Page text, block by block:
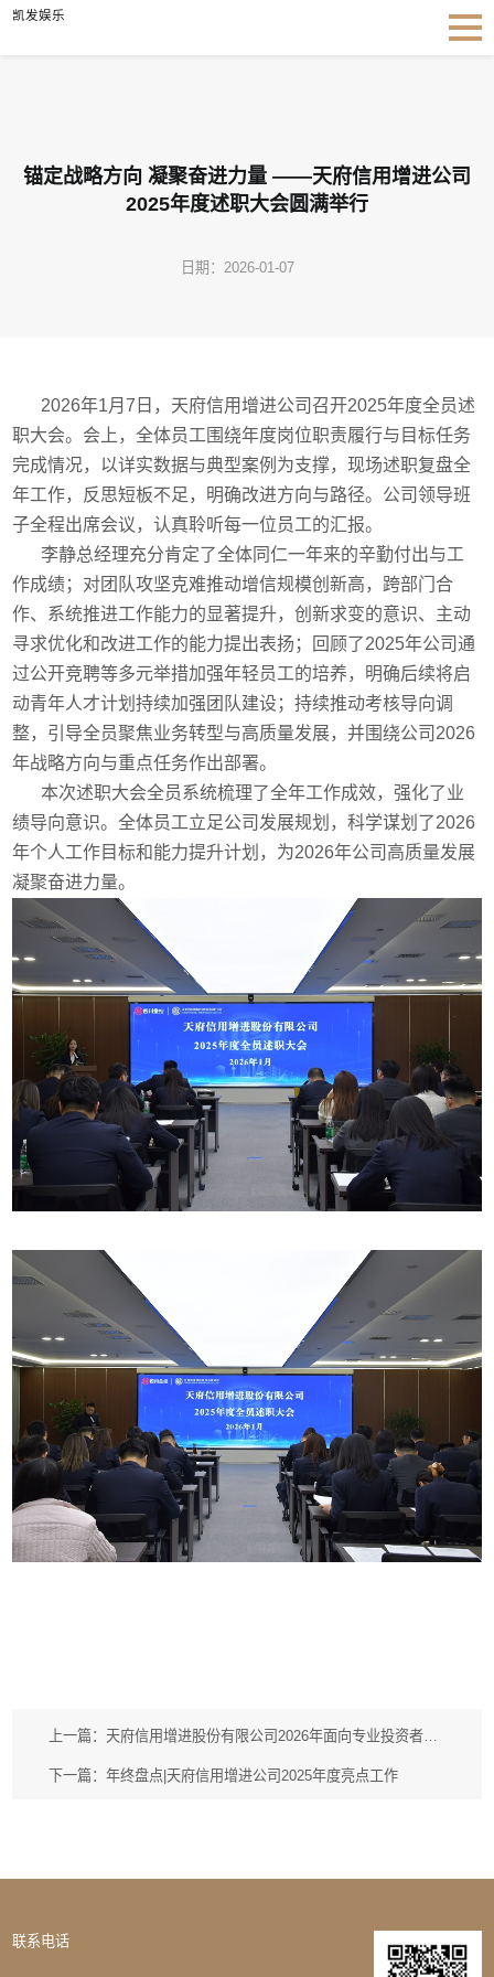
锚定战略方向 凝聚奋进力量 ——天府信用增进公司2025年度述职大会圆满举行-凯发
凯发娱乐
锚定战略方向 凝聚奋进力量 ——天府信用增进公司
2025年度述职大会圆满举行
日期：2026-01-07
2026年1月7日，天府信用增进公司召开2025年度全员述
职大会。会上，全体员工围绕年度岗位职责履行与目标任务
完成情况，以详实数据与典型案例为支撑，现场述职复盘全
年工作，反思短板不足，明确改进方向与路径。公司领导班
子全程出席会议，认真聆听每一位员工的汇报。
李静总经理充分肯定了全体同仁一年来的辛勤付出与工
作成绩；对团队攻坚克难推动增信规模创新高，跨部门合
作、系统推进工作能力的显著提升，创新求变的意识、主动
寻求优化和改进工作的能力提出表扬；回顾了2025年公司通
过公开竞聘等多元举措加强年轻员工的培养，明确后续将启
动青年人才计划持续加强团队建设；持续推动考核导向调
整，引导全员聚焦业务转型与高质量发展，并围绕公司2026
年战略方向与重点任务作出部署。
本次述职大会全员系统梳理了全年工作成效，强化了业
绩导向意识。全体员工立足公司发展规划，科学谋划了2026
年个人工作目标和能力提升计划，为2026年公司高质量发展
凝聚奋进力量。
上一篇：天府信用增进股份有限公司2026年面向专业投资者公开发行可续期公司债券(第一期)成功发行
下一篇：年终盘点|天府信用增进公司2025年度亮点工作
联系电话